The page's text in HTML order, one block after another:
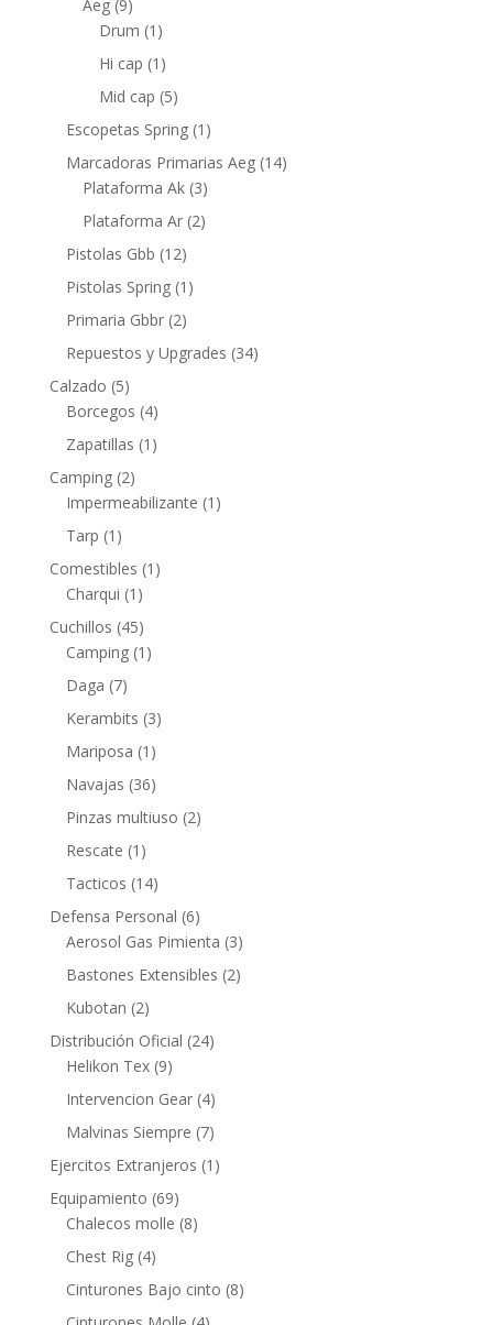
Aeg (9)
Drum (1)
Hi cap (1)
Mid cap (5)
Escopetas Spring (1)
Marcadoras Primarias Aeg (14)
Plataforma Ak (3)
Plataforma Ar (2)
Pistolas Gbb (12)
Pistolas Spring (1)
Primaria Gbbr (2)
Repuestos y Upgrades (34)
Calzado (5)
Borcegos (4)
Zapatillas (1)
Camping (2)
Impermeabilizante (1)
Tarp (1)
Comestibles (1)
Charqui (1)
Cuchillos (45)
Camping (1)
Daga (7)
Kerambits (3)
Mariposa (1)
Navajas (36)
Pinzas multiuso (2)
Rescate (1)
Tacticos (14)
Defensa Personal (6)
Aerosol Gas Pimienta (3)
Bastones Extensibles (2)
Kubotan (2)
Distribución Oficial (24)
Helikon Tex (9)
Intervencion Gear (4)
Malvinas Siempre (7)
Ejercitos Extranjeros (1)
Equipamiento (69)
Chalecos molle (8)
Chest Rig (4)
Cinturones Bajo cinto (8)